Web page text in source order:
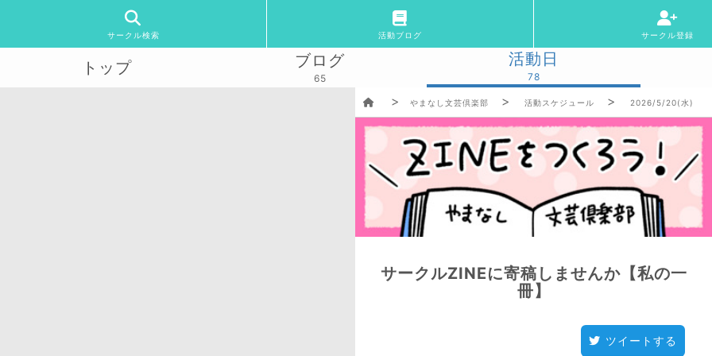
サークル検索 活動ブログ サークル登録
トップ ブログ
65
活動日
78
やまなし文芸倶楽部 活動スケジュール 2026/5/20(水)
サークルZINEに寄稿しませんか【私の一
冊】
ツイートする